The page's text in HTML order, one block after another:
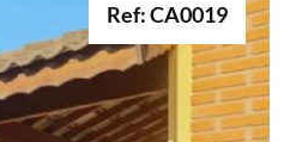
Ref: CA0019